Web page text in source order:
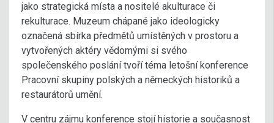
jako strategická místa a nositelé akulturace či
rekulturace. Muzeum chápané jako ideologicky
označená sbírka předmětů umístěných v prostoru a
vytvořených aktéry vědomými si svého
společenského poslání tvoří téma letošní konference
Pracovní skupiny polských a německých historiků a
restaurátorů umění.
V centru zájmu konference stojí historie a současnost